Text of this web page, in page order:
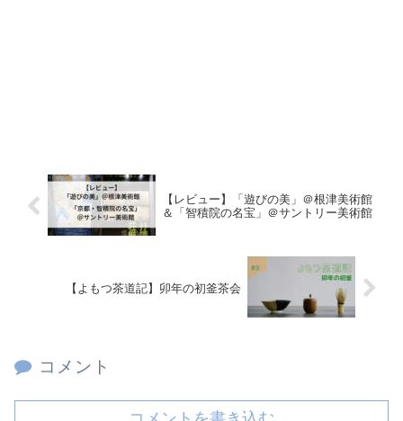
【レビュー】「遊びの美」＠根津美術館
＆「智積院の名宝」＠サントリー美術館
【よもつ茶道記】卯年の初釜茶会
コメント